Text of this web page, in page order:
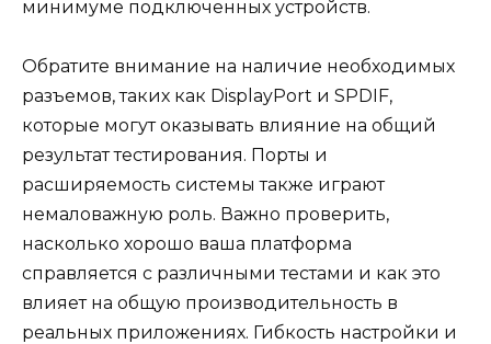
минимуме подключенных устройств.
Обратите внимание на наличие необходимых
разъемов, таких как DisplayPort и SPDIF,
которые могут оказывать влияние на общий
результат тестирования. Порты и
расширяемость системы также играют
немаловажную роль. Важно проверить,
насколько хорошо ваша платформа
справляется с различными тестами и как это
влияет на общую производительность в
реальных приложениях. Гибкость настройки и